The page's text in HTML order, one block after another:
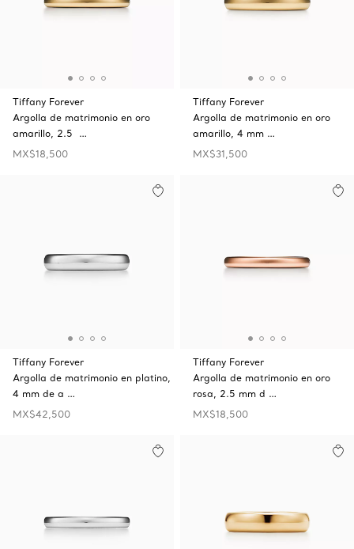
Tiffany Forever
Argolla de matrimonio en oro
amarillo, 2.5 …
MX$18,500
Tiffany Forever
Argolla de matrimonio en oro
amarillo, 4 mm …
MX$31,500
Tiffany Forever
Argolla de matrimonio en platino,
4 mm de a …
MX$42,500
Tiffany Forever
Argolla de matrimonio en oro
rosa, 2.5 mm d …
MX$18,500